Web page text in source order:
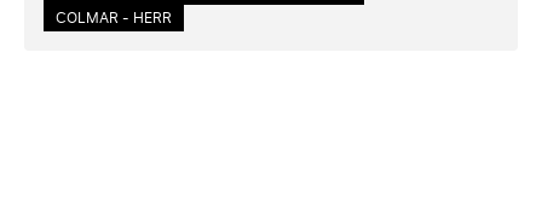
COLMAR - HERR